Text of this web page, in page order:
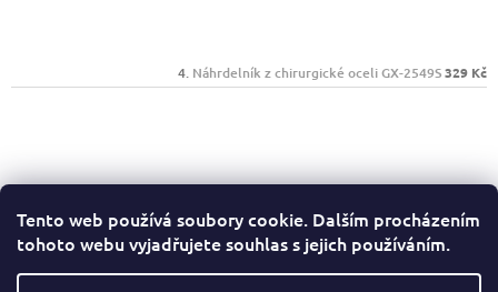
Tento web používá soubory cookie. Dalším procházením
tohoto webu vyjadřujete souhlas s jejich používáním.
Náhrdelník z chirurgické oceli GX-2549S329 Kč
Klíčenka SAND-GLASS 239 Kč
Facebook